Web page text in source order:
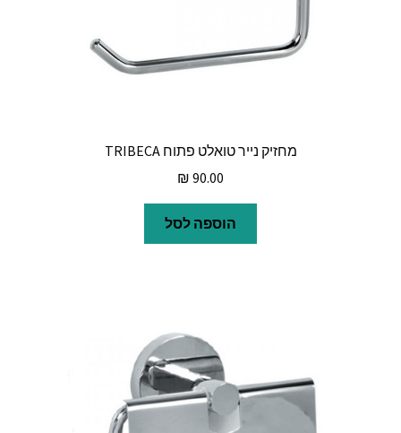
מחזיק נייר טואלט פתוח TRIBECA
₪ 90.00
הוספה לסל